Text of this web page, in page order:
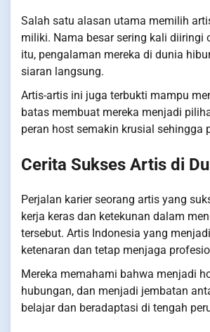
Salah satu alasan utama memilih
miliki. Nama besar sering kali diiringi
itu, pengalaman mereka di dunia
siaran langsung.
Artis-artis ini juga terbukti mampu
batas membuat mereka menjadi
peran host semakin krusial sehingga
Cerita Sukses Artis di
Perjalan karier seorang artis yang
kerja keras dan ketekunan dalam
tersebut. Artis Indonesia yang
ketenaran dan tetap menjaga
Mereka memahami bahwa menjadi
hubungan, dan menjadi jembatan
belajar dan beradaptasi di tengah